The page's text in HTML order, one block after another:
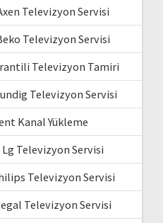
Televizyon Servisi
Televizyon Servisi
Televizyon Tamiri
Televizyon Servisi
Kanal Yükleme
Televizyon Servisi
Televizyon Servisi
Televizyon Servisi